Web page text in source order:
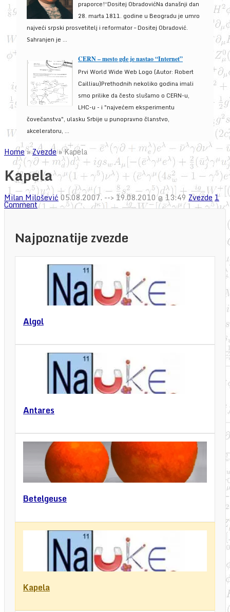
praporce!“Dositej ObradovićNa današnji dan
28. marta 1811. godine u Beogradu je umro
najveći srpski prosvetitelj i reformator – Dositej Obradović.
Sahranjen je ...
CERN – mesto gde je nastao “Internet”
Prvi World Wide Web Logo (Autor: Robert
Cailliau)Prethodnih nekoliko godina imali
smo prilike da često slušamo o CERN-u,
LHC-u - i "najvećem eksperimentu
čovečanstva", ulasku Srbije u punopravno članstvo,
akceleratoru, ...
Home»Zvezde»Kapela
Kapela
Milan Milošević 05.08.2007. --> 19.08.2010 @ 13:49 Zvezde 1
Comment
Najpoznatije zvezde
Algol
Antares
Betelgeuse
Kapela